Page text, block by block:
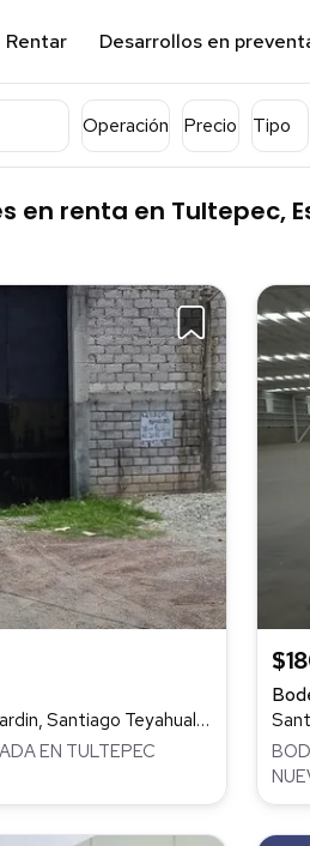
Rentar Desarrollos en
Operación Precio Tipo
en renta en Tultepec,
Jdn Nochebuenas 3 Hacienda El Jardin, Santiago Teyahualco, Tultepec
EN TULTEPEC